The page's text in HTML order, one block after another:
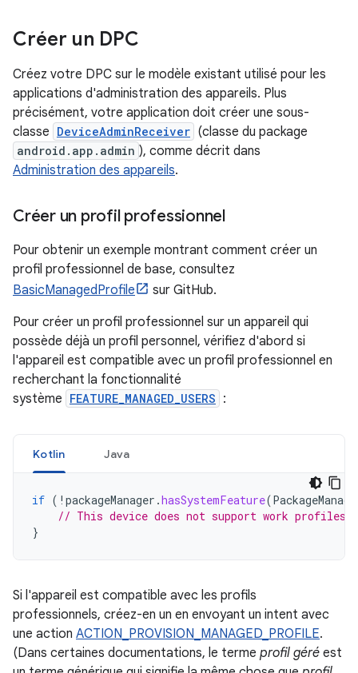
Créer un DPC
Créez votre DPC sur le modèle existant utilisé pour les
applications d'administration des appareils. Plus
précisément, votre application doit créer une sous-
classe DeviceAdminReceiver (classe du package
android.app.admin ), comme décrit dans
Administration des appareils.
Créer un profil professionnel
Pour obtenir un exemple montrant comment créer un
profil professionnel de base, consultez
BasicManagedProfile
sur GitHub.
Pour créer un profil professionnel sur un appareil qui
possède déjà un profil personnel, vérifiez d'abord si
l'appareil est compatible avec un profil professionnel en
recherchant la fonctionnalité
système FEATURE_MANAGED_USERS :
Kotlin Java
if ( ! packageManager .hasSystemFeature(
// This device does not support work profiles!
}
Si l'appareil est compatible avec les profils
professionnels, créez-en un en envoyant un intent avec
une action ACTION_PROVISION_MANAGED_PROFILE.
(Dans certaines documentations, le terme profil géré est